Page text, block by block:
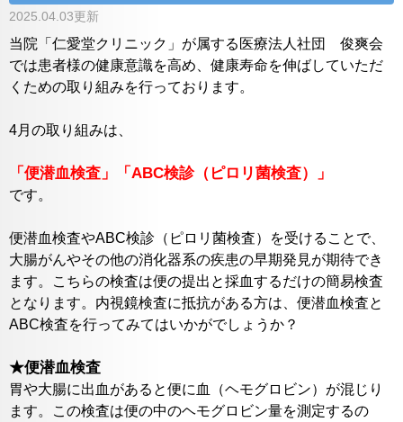
2025.04.03更新
当院「仁愛堂クリニック」が属する医療法人社団 俊爽会
では患者様の健康意識を高め、健康寿命を伸ばしていただ
くための取り組みを行っております。
4月の取り組みは、
「便潜血検査」「ABC検診（ピロリ菌検査）」
です。
便潜血検査やABC検診（ピロリ菌検査）を受けることで、
大腸がんやその他の消化器系の疾患の早期発見が期待でき
ます。こちらの検査は便の提出と採血するだけの簡易検査
となります。内視鏡検査に抵抗がある方は、便潜血検査と
ABC検査を行ってみてはいかがでしょうか？
★便潜血検査
胃や大腸に出血があると便に血（ヘモグロビン）が混じり
ます。この検査は便の中のヘモグロビン量を測定するの